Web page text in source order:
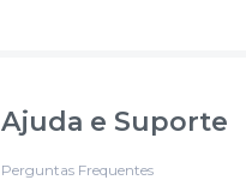
Ajuda e Suporte
Perguntas Frequentes